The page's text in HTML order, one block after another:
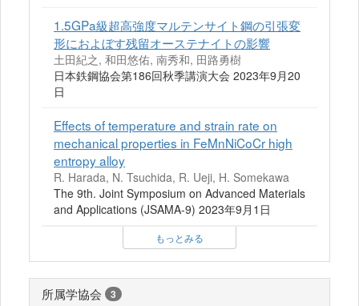
1.5GPa級超高強度マルテンサイト鋼の引張変
形におよぼす残留オーステナイトの影響
土田紀之, 和田悠佑, 南秀和, 田路勇樹
日本鉄鋼協会第186回秋季講演大会 2023年9月20
日
Effects of temperature and strain rate on
mechanical properties in FeMnNiCoCr high
entropy alloy
R. Harada, N. Tsuchida, R. Ueji, H. Somekawa
The 9th. Joint Symposium on Advanced Materials
and Applications (JSAMA-9) 2023年9月1日
もっとみる
所属学協会 3